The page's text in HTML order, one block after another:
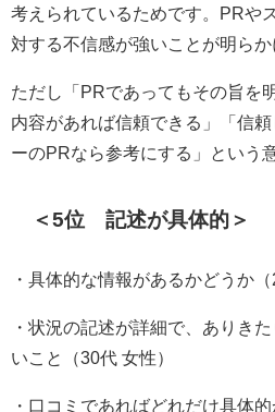
考えられているためです。PRや
対する不信感が強いことが明らか
ただし「PRであってもその旨を
内容があれば信頼できる」「信
ーのPRなら参考にする」という
＜5位 記述が具体的＞
・具体的な情報があるかどうか（
・状況の記述が詳細で、ありき
いこと（30代 女性）
・口コミであればどれだけ具体